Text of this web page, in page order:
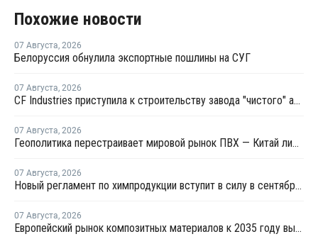
Похожие новости
07 Августа, 2026
Белоруссия обнулила экспортные пошлины на СУГ
07 Августа, 2026
CF Industries приступила к строительству завода "чистого" аммиака за USD4 миллиарда
07 Августа, 2026
Геополитика перестраивает мировой рынок ПВХ — Китай лидирует в экспорте
07 Августа, 2026
Новый регламент по химпродукции вступит в силу в сентябре 2027 года
07 Августа, 2026
Европейский рынок композитных материалов к 2035 году вырастет до USD47,5 млрд